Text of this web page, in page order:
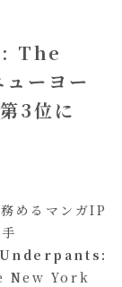
The
ーヨー
3位に
めるマンガIP
Underpants:
New York